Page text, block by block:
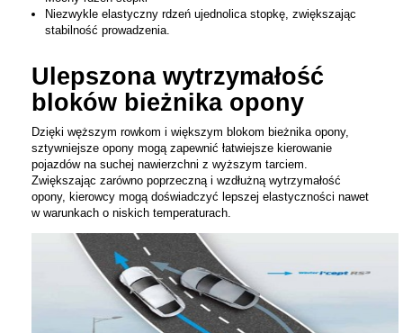
Niezwykle elastyczny rdzeń ujednolica stopkę, zwiększając
stabilność prowadzenia.
Ulepszona wytrzymałość
bloków bieżnika opony
Dzięki węższym rowkom i większym blokom bieżnika opony,
sztywniejsze opony mogą zapewnić łatwiejsze kierowanie
pojazdów na suchej nawierzchni z wyższym tarciem.
Zwiększając zarówno poprzeczną i wzdłużną wytrzymałość
opony, kierowcy mogą doświadczyć lepszej elastyczności nawet
w warunkach o niskich temperaturach.